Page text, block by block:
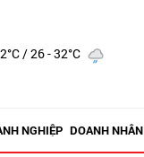
/ 26 - 32°C
NGHIỆP DOANH NHÂN